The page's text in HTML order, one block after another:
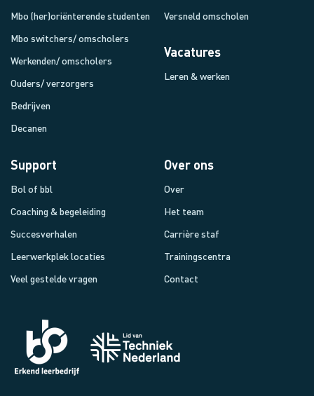
Mbo (her)oriënterende studenten
Mbo switchers/ omscholers
Werkenden/ omscholers
Ouders/ verzorgers
Bedrijven
Decanen
Versneld omscholen
Vacatures
Leren & werken
Support
Bol of bbl
Coaching & begeleiding
Succesverhalen
Leerwerkplek locaties
Veel gestelde vragen
Over ons
Over
Het team
Carrière staf
Trainingscentra
Contact